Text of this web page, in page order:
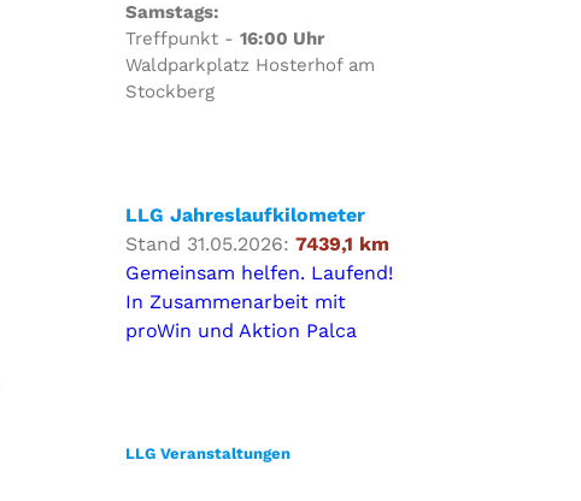
Samstags:
Treffpunkt - 16:00 Uhr
Waldparkplatz Hosterhof am
Stockberg
LLG Jahreslaufkilometer
Stand 31.05.2026: 7439,1 km
Gemeinsam helfen. Laufend!
In Zusammenarbeit mit
proWin und Aktion Palca
LLG Veranstaltungen